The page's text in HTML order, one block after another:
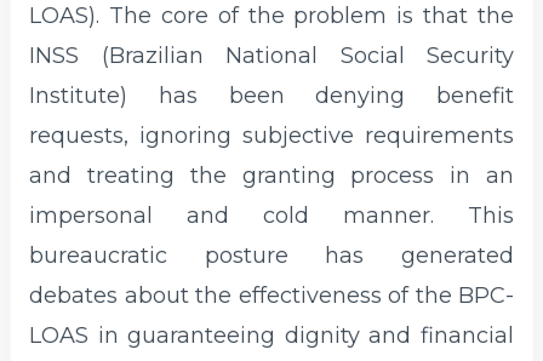
LOAS). The core of the problem is that the
INSS (Brazilian National Social Security
Institute) has been denying benefit
requests, ignoring subjective requirements
and treating the granting process in an
impersonal and cold manner. This
bureaucratic posture has generated
debates about the effectiveness of the BPC-
LOAS in guaranteeing dignity and financial